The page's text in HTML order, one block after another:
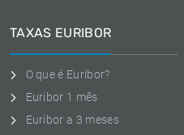
TAXAS EURIBOR
O que é Euribor?
Euribor 1 mês
Euribor a 3 meses